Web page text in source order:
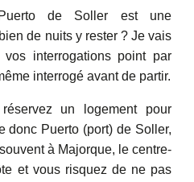
de Soller est une
de nuits y rester ? Je vais
interrogations point par
interrogé avant de partir.
un logement pour
donc Puerto (port) de Soller,
à Majorque, le centre-
et vous risquez de ne pas